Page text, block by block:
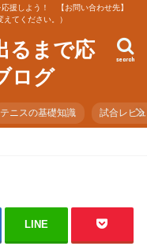
援しよう！ 【お問い合わせ先】
てください。）
るまで応
ログ
search
テニスの基礎知識 試合レビ
LINE